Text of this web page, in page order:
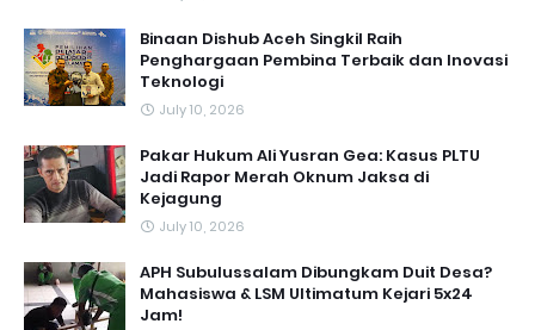
Binaan Dishub Aceh Singkil Raih
Penghargaan Pembina Terbaik dan Inovasi
Teknologi
July 10, 2026
Pakar Hukum Ali Yusran Gea: Kasus PLTU
Jadi Rapor Merah Oknum Jaksa di
Kejagung
July 10, 2026
APH Subulussalam Dibungkam Duit Desa?
Mahasiswa & LSM Ultimatum Kejari 5x24
Jam!